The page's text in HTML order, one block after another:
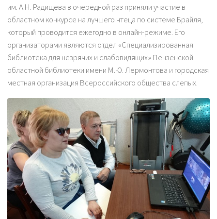
им. А.Н. Радищева в очередной раз приняли участие в
областном конкурсе на лучшего чтеца по системе Брайля,
который проводится ежегодно в онлайн-режиме. Его
организаторами являются отдел «Специализированная
библиотека для незрячих и слабовидящих» Пензенской
областной библиотеки имени М.Ю. Лермонтова и городская
местная организация Всероссийского общества слепых.